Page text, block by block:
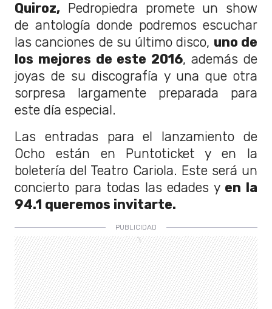
Quiroz, Pedropiedra promete un show
de antología donde podremos escuchar
las canciones de su último disco, uno de
los mejores de este 2016, además de
joyas de su discografía y una que otra
sorpresa largamente preparada para
este día especial.
Las entradas para el lanzamiento de
Ocho están en Puntoticket y en la
boletería del Teatro Cariola. Este será un
concierto para todas las edades yen la
94.1 queremos invitarte.